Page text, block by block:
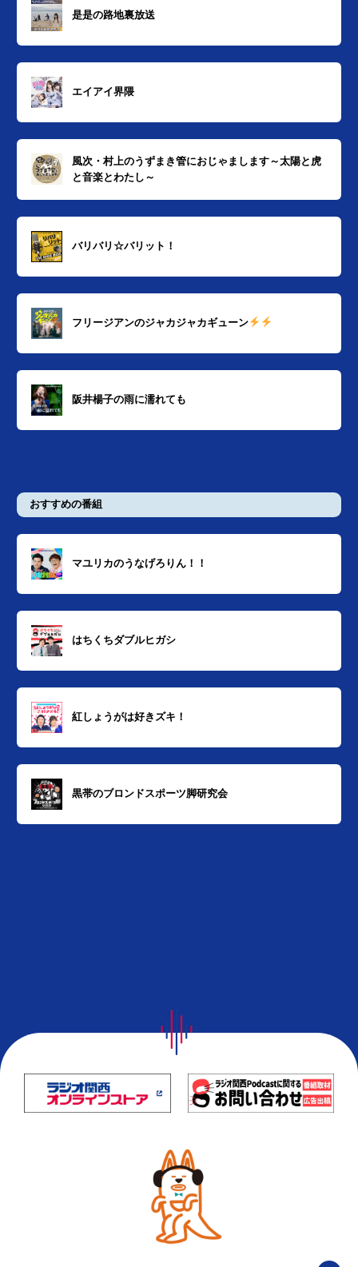
是是の路地裏放送
エイアイ界隈
風次・村上のうずまき管におじゃまします～太陽と虎
と音楽とわたし～
バリバリ☆バリット！
フリージアンのジャカジャカギューン
阪井楊子の雨に濡れても
おすすめの番組
マユリカのうなげろりん！！
はちくちダブルヒガシ
紅しょうがは好きズキ！
黒帯のブロンドスポーツ脚研究会